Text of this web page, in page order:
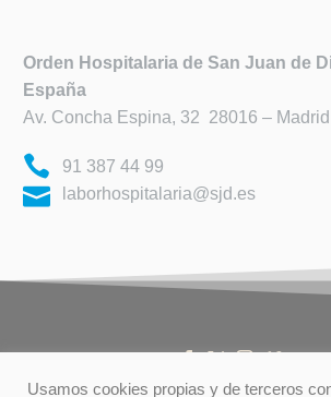
Orden Hospitalaria de San Juan de
España
Av. Concha Espina, 32 28016 – Madrid
91 387 44 99
laborhospitalaria@sjd.es
Usamos cookies propias y de terceros